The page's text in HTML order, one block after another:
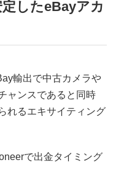
したeBayアカ
輸出で中古カメラや
ャンスであると同時
れるエキサイティング
で出金タイミング